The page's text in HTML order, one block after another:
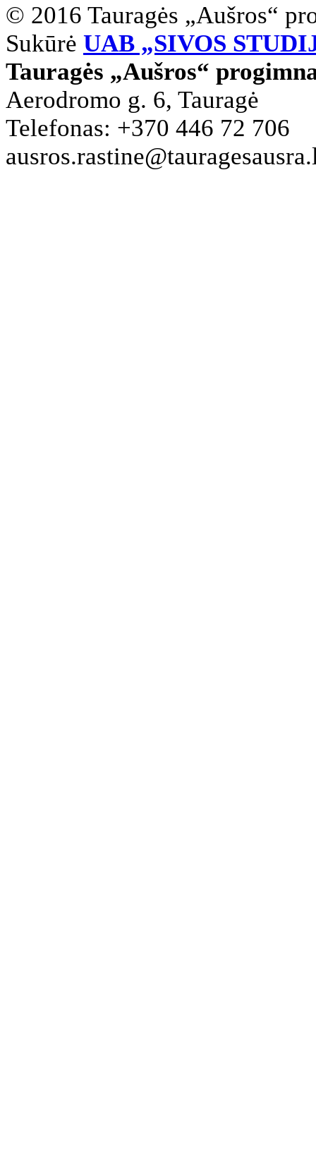
© 2016 Tauragės „Aušros“
Sukūrė UAB „SIVOS
Tauragės „Aušros“
Aerodromo g. 6, Tauragė
Telefonas: +370 446 72 706